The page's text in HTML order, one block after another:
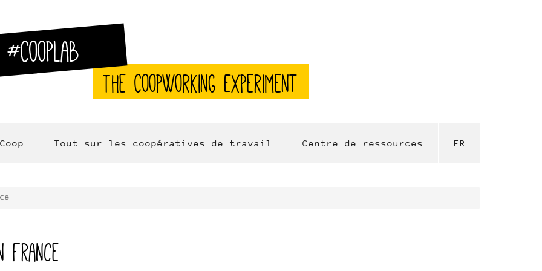
#CoopLab
The CoopWorking Experiment
Tout sur les coopératives de travail Centre de ressources FR
France